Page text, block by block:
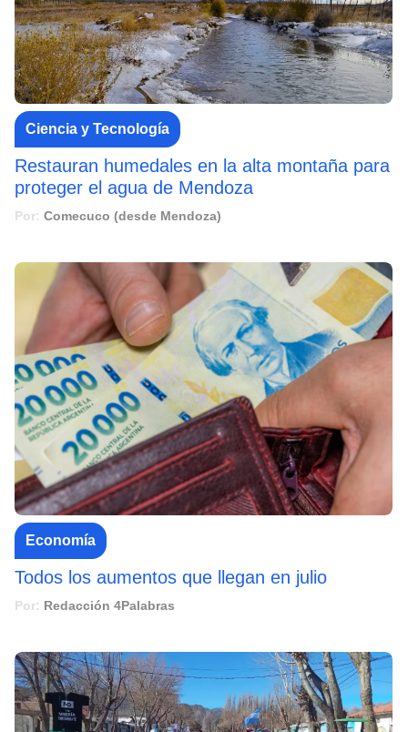
Ciencia y Tecnología
Restauran humedales en la alta montaña para
proteger el agua de Mendoza
Por: Comecuco (desde Mendoza)
Economía
Todos los aumentos que llegan en julio
Por: Redacción 4Palabras